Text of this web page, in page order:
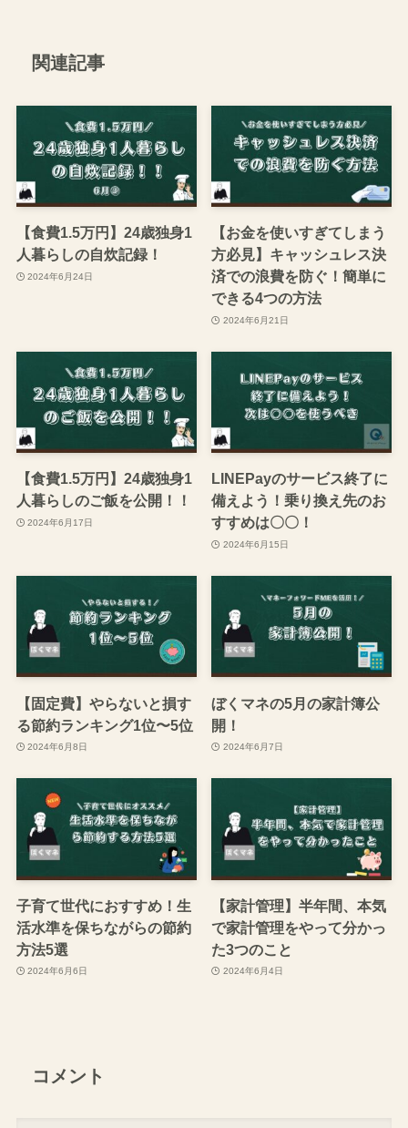
関連記事
【食費1.5万円】24歳独身1
人暮らしの自炊記録！
2024年6月24日
【お金を使いすぎてしまう
方必見】キャッシュレス決
済での浪費を防ぐ！簡単に
できる4つの方法
2024年6月21日
【食費1.5万円】24歳独身1
人暮らしのご飯を公開！！
2024年6月17日
LINEPayのサービス終了に
備えよう！乗り換え先のお
すすめは〇〇！
2024年6月15日
【固定費】やらないと損す
る節約ランキング1位〜5位
2024年6月8日
ぼくマネの5月の家計簿公
開！
2024年6月7日
子育て世代におすすめ！生
活水準を保ちながらの節約
方法5選
2024年6月6日
【家計管理】半年間、本気
で家計管理をやって分かっ
た3つのこと
2024年6月4日
コメント